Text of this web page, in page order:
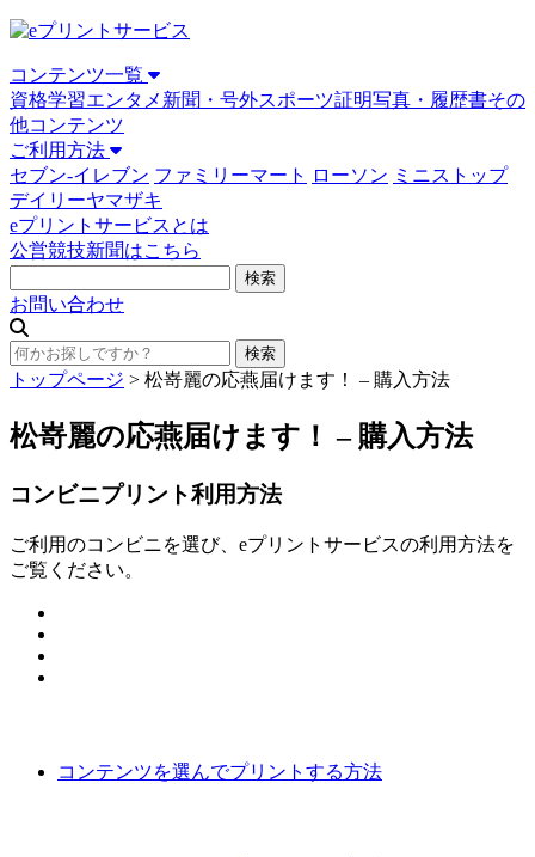
コンテンツ一覧
資格学習エンタメ 新聞・号外スポーツ証明写真・履歴書その
他コンテンツ
ご利用方法
セブン-イレブン ファミリーマート ローソン ミニストップ
デイリーヤマザキ
eプリントサービスとは
公営競技新聞はこちら
お問い合わせ
トップページ > 松嵜麗の応燕届けます！ – 購入方法
松嵜麗の応燕届けます！ – 購入方法
コンビニプリント利用方法
ご利用のコンビニを選び、eプリントサービスの利用方法を
ご覧ください。
コンテンツを選んでプリントする方法